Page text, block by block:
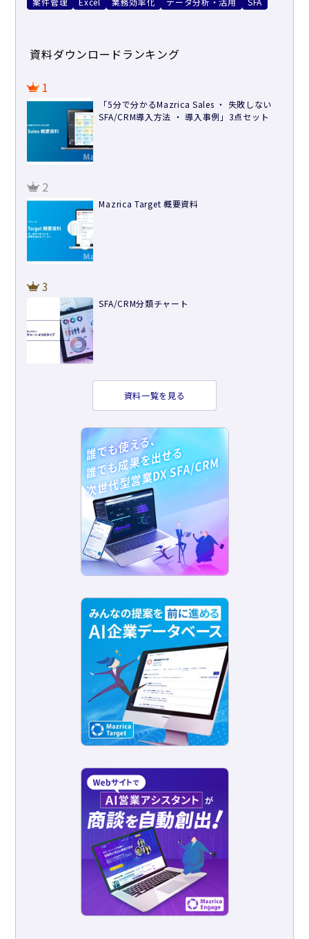
資料ダウンロードランキング
1
「5分で分かるMazrica Sales ・ 失敗しない
SFA/CRM導入方法 ・ 導入事例」3点セット
2
Mazrica Target 概要資料
3
SFA/CRM分類チャート
資料一覧を見る